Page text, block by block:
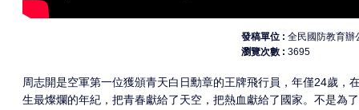
發稿單位
全民國防教育辦
瀏覽次數
3695
周志開是空軍第一位獲頒青天白日勳章的王牌飛行員，年僅24歲，
生最燦爛的年紀，把青春獻給了天空，把熱血獻給了國家。不是為